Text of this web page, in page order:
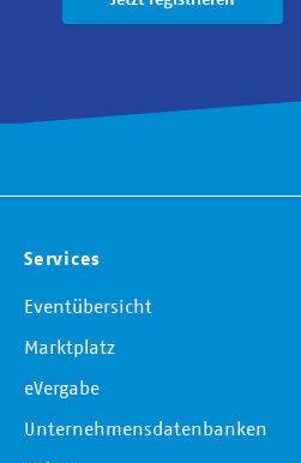
Services
Eventübersicht
Marktplatz
eVergabe
Unternehmensdatenbanken